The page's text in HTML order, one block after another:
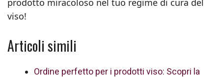
prodotto miracoloso nel tuo regime di cura del
viso!
Articoli simili
Ordine perfetto per i prodotti viso: Scopri la